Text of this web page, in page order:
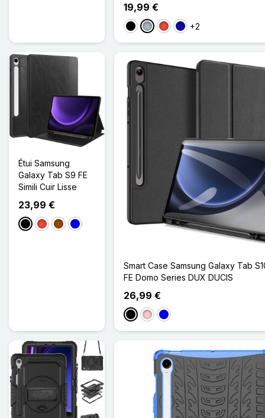
19,99 €
NoirGris RougeBleu Foncé
+2
Étui Samsung
Galaxy Tab S9 FE
Simili Cuir Lisse
23,99 €
NoirRougeMarron
Bleu
Smart Case Samsung Galaxy Tab
FE Domo Series DUX DUCIS
26,99 €
NoirRoseBleu